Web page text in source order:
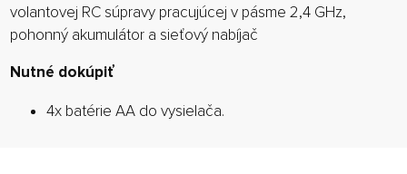
volantovej RC súpravy pracujúcej v pásme 2,4 GHz,
pohonný akumulátor a sieťový nabíjač
Nutné dokúpiť
4x batérie AA do vysielača.